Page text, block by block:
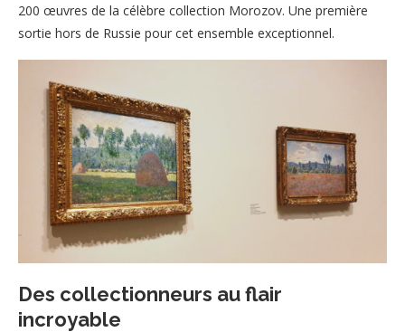
200 œuvres de la célèbre collection Morozov. Une première
sortie hors de Russie pour cet ensemble exceptionnel.
Des collectionneurs au flair
incroyable